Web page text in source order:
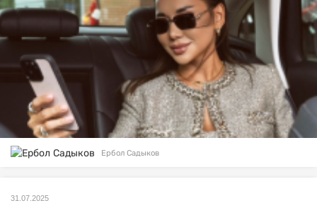
Ербол Садыков
31.07.2025